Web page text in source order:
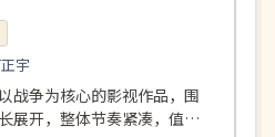
宇
战争为核心的影视作品，围
展开，整体节奏紧凑，值得